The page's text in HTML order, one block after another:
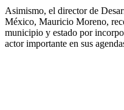
Asimismo, el director de
México, Mauricio Moreno,
municipio y estado por
actor importante en sus